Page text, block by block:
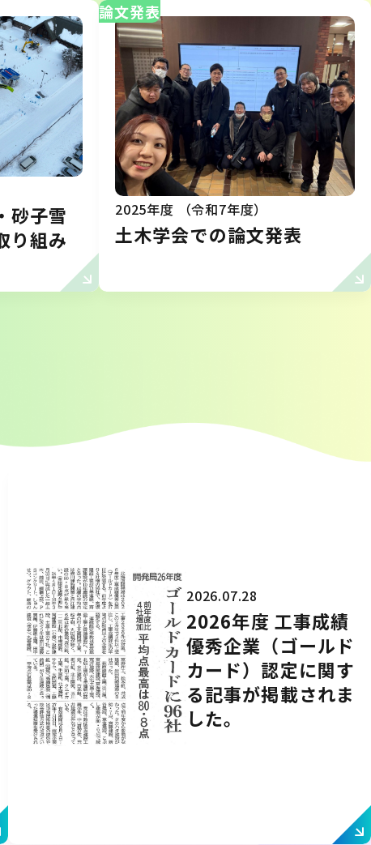
砂子雪
り組み
論文発表
2025年度 （令和7年度）
土木学会での論文発表
2026.07.28
2026年度 工事成績
優秀企業（ゴールド
カード）認定に関す
る記事が掲載されま
した。